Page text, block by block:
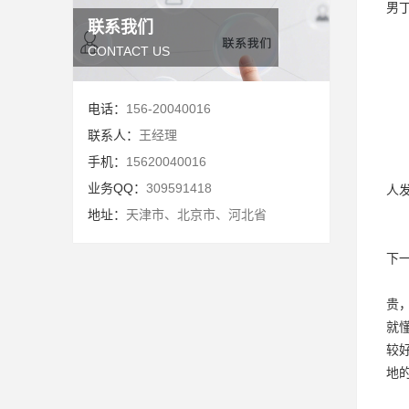
联系我们
CONTACT US
电话： 156-20040016
联系人： 王经理
手机： 15620040016
业务QQ： 309591418
地址： 天津市、北京市、河北省
男
人
下
贵
就
较
地